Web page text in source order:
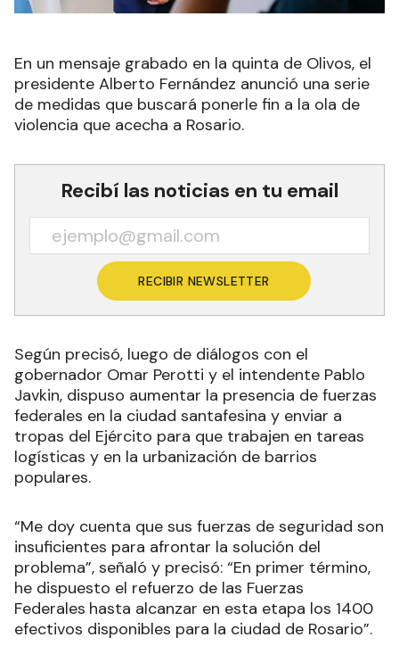
En un mensaje grabado en la quinta de Olivos, el
presidente Alberto Fernández anunció una serie
de medidas que buscará ponerle fin a la ola de
violencia que acecha a Rosario.
Recibí las noticias en tu email
RECIBIR NEWSLETTER
Según precisó, luego de diálogos con el
gobernador Omar Perotti y el intendente Pablo
Javkin, dispuso aumentar la presencia de fuerzas
federales en la ciudad santafesina y enviar a
tropas del Ejército para que trabajen en tareas
logísticas y en la urbanización de barrios
populares.
“Me doy cuenta que sus fuerzas de seguridad son
insuficientes para afrontar la solución del
problema”, señaló y precisó: “En primer término,
he dispuesto el refuerzo de las Fuerzas
Federales hasta alcanzar en esta etapa los 1400
efectivos disponibles para la ciudad de Rosario”.